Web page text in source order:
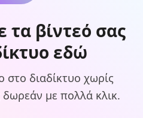
τα βίντεό σας
εδώ
στο διαδίκτυο χωρίς
με πολλά κλικ.